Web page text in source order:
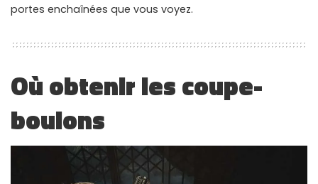
No subscription, no credit card required — ever
⚡ Tricks BEFORE website
Get exclusive codes and strategies before anyone else
🎁 Limited-time game codes
Temporary download keys — grab them fast, they expire
Steam Games Giveaways
Global contests to win full Steam games & gift cards
portes enchaînées que vous voyez.
Où obtenir les coupe-
boulons